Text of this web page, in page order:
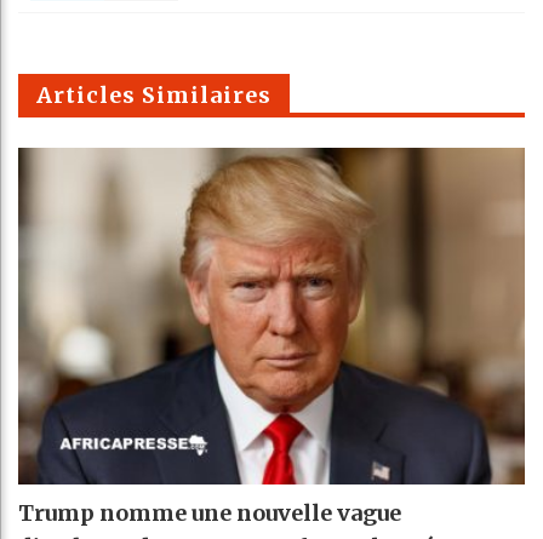
m
Articles Similaires
Trump nomme une nouvelle vague